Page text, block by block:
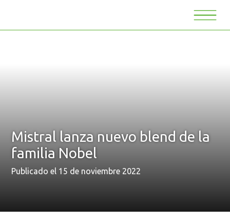
Mistral lanza nuevo blend de la
familia Nobel
Publicado el 15 de noviembre 2022